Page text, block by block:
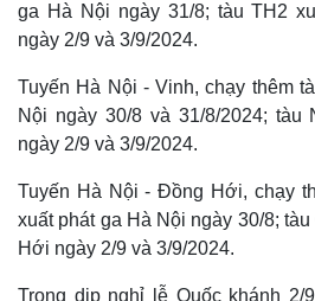
ga Hà Nội ngày 31/8; tàu TH2
ngày 2/9 và 3/9/2024.
Tuyến Hà Nội - Vinh, chạy thêm
Nội ngày 30/8 và 31/8/2024; tàu
ngày 2/9 và 3/9/2024.
Tuyến Hà Nội - Đồng Hới, chạy
xuất phát ga Hà Nội ngày 30/8;
Hới ngày 2/9 và 3/9/2024.
Trong dịp nghỉ lễ Quốc khánh 2/